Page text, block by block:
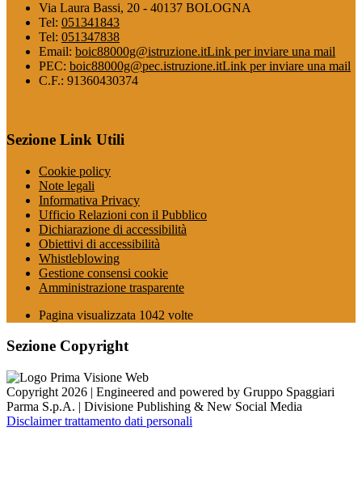
Via Laura Bassi, 20 - 40137 BOLOGNA
Tel: 051341843
Tel: 051347838
Email: boic88000g@istruzione.itLink per inviare una mail
PEC: boic88000g@pec.istruzione.itLink per inviare una mail
C.F.: 91360430374
Sezione Link Utili
Cookie policy
Note legali
Informativa Privacy
Ufficio Relazioni con il Pubblico
Dichiarazione di accessibilità
Obiettivi di accessibilità
Whistleblowing
Gestione consensi cookie
Amministrazione trasparente
Pagina visualizzata 1042 volte
Sezione Copyright
Copyright 2026 | Engineered and powered by Gruppo Spaggiari
Parma S.p.A. | Divisione Publishing & New Social Media
Disclaimer trattamento dati personali